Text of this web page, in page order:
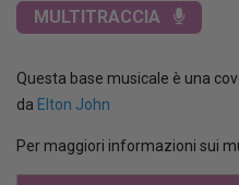
MULTITRACCIA
Questa base musicale è una
da Elton John
Per maggiori informazioni sui